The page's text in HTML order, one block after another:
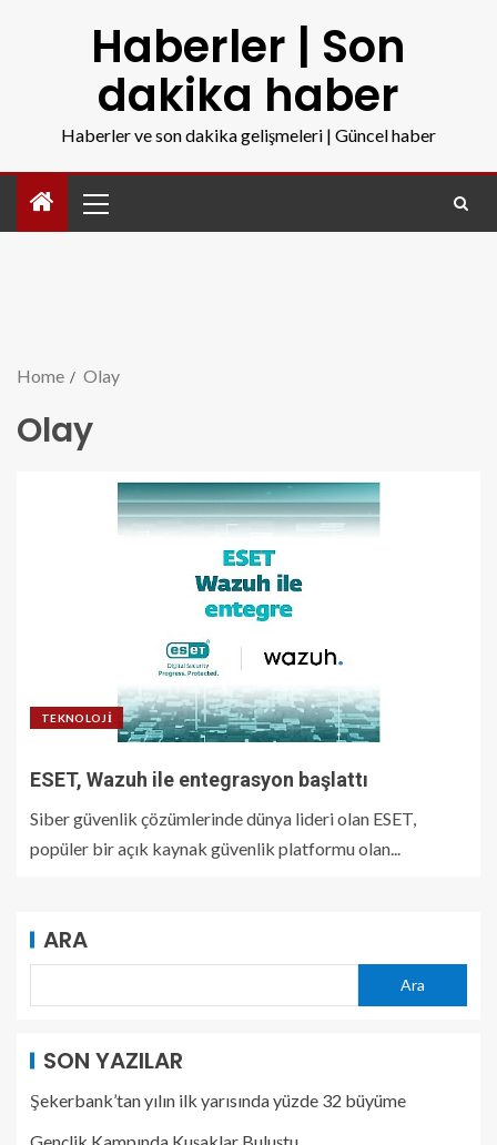
Haberler | Son
dakika haber
Haberler ve son dakika gelişmeleri | Güncel haber
Home Olay
Olay
TEKNOLOJI
ESET, Wazuh ile entegrasyon başlattı
Siber güvenlik çözümlerinde dünya lideri olan ESET,
popüler bir açık kaynak güvenlik platformu olan...
ARA
Ara
SON YAZILAR
Şekerbank’tan yılın ilk yarısında yüzde 32 büyüme